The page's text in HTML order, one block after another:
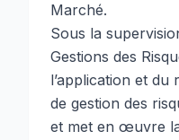
Marché.
Sous la
Gestions des
l’application et du
de gestion des
et met en œuvre